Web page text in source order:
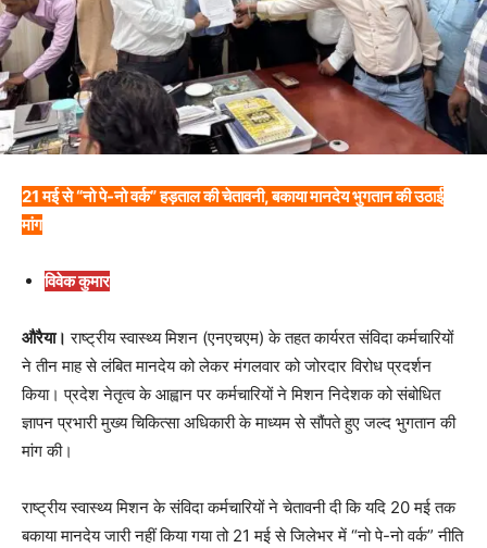
21 मई से “नो पे-नो वर्क” हड़ताल की चेतावनी, बकाया मानदेय भुगतान की उठाई
मांग
विवेक कुमार
औरैया। राष्ट्रीय स्वास्थ्य मिशन (एनएचएम) के तहत कार्यरत संविदा कर्मचारियों
ने तीन माह से लंबित मानदेय को लेकर मंगलवार को जोरदार विरोध प्रदर्शन
किया। प्रदेश नेतृत्व के आह्वान पर कर्मचारियों ने मिशन निदेशक को संबोधित
ज्ञापन प्रभारी मुख्य चिकित्सा अधिकारी के माध्यम से सौंपते हुए जल्द भुगतान की
मांग की।
राष्ट्रीय स्वास्थ्य मिशन के संविदा कर्मचारियों ने चेतावनी दी कि यदि 20 मई तक
बकाया मानदेय जारी नहीं किया गया तो 21 मई से जिलेभर में “नो पे-नो वर्क” नीति